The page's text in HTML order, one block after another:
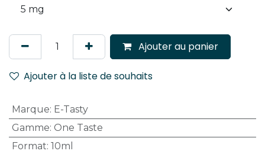
Ajouter au panier
Ajouter à la liste de souhaits
Marque: E-Tasty
Gamme: One Taste
Format: 10ml